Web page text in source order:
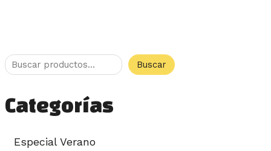
Buscar
Categorías
Especial Verano